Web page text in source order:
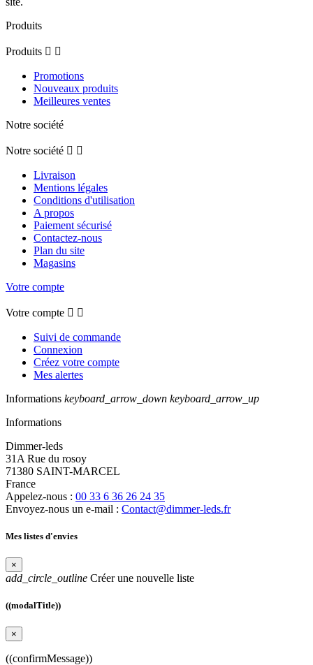
Produits
Produits  
Promotions
Nouveaux produits
Meilleures ventes
Notre société
Notre société  
Livraison
Mentions légales
Conditions d'utilisation
A propos
Paiement sécurisé
Contactez-nous
Plan du site
Magasins
Votre compte
Votre compte  
Suivi de commande
Connexion
Créez votre compte
Mes alertes
Informations keyboard_arrow_down keyboard_arrow_up
Informations
Dimmer-leds
31A Rue du rosoy
71380 SAINT-MARCEL
France
Appelez-nous : 00 33 6 36 26 24 35
Envoyez-nous un e-mail : Contact@dimmer-leds.fr
Mes listes d'envies
×
add_circle_outline Créer une nouvelle liste
((modalTitle))
×
((confirmMessage))